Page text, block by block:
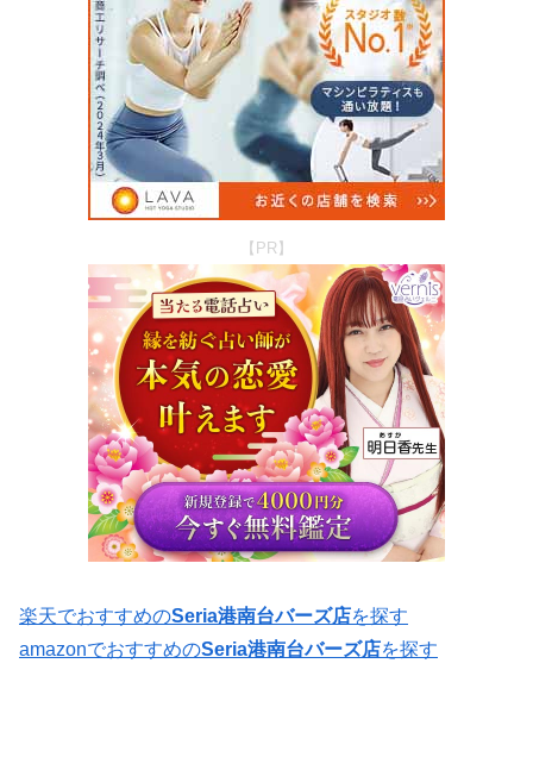
【PR】
楽天でおすすめのSeria港南台バーズ店を探す
amazonでおすすめのSeria港南台バーズ店を探す